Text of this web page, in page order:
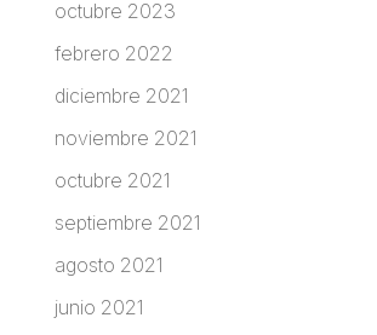
octubre 2023
febrero 2022
diciembre 2021
noviembre 2021
octubre 2021
septiembre 2021
agosto 2021
junio 2021